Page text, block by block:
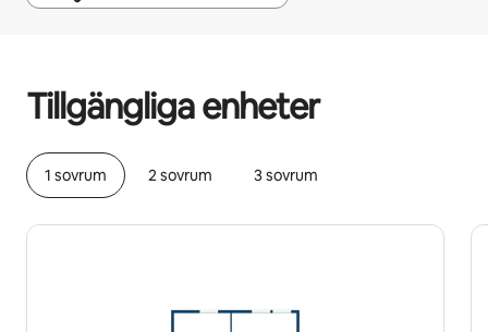
Tillgängliga enheter
1 sovrum 2 sovrum 3 sovrum